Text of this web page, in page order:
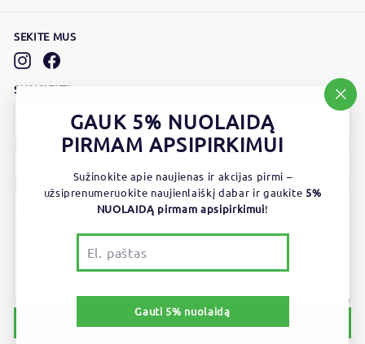
SEKITE MUS
Instagram
SUSISIEKTI
GAUK 5% NUOLAIDĄ
PIRMAM APSIPIRKIMUI
Sužinokite apie naujienas ir akcijas pirmi –
užsiprenumeruokite naujienlaiškį dabar ir gaukite 5%
NUOLAIDĄ pirmam apsipirkimui!
Gauti 5% nuolaidą